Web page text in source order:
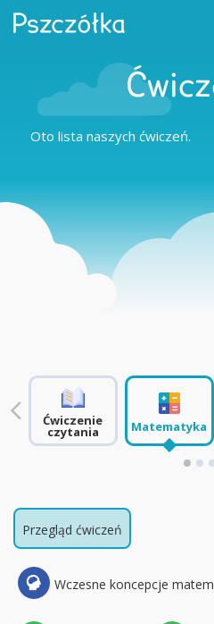
Oto lista naszych ćwiczeń.
Ćwiczenie
czytania Matematyka
Przegląd ćwiczeń
Wczesne koncepcje